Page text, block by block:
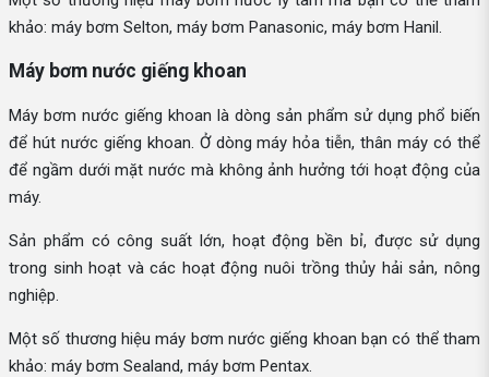
khảo: máy bơm Selton, máy bơm Panasonic, máy bơm Hanil.
Máy bơm nước giếng khoan
Máy bơm nước giếng khoan là dòng sản phẩm sử dụng phổ biến
để hút nước giếng khoan. Ở dòng máy hỏa tiễn, thân máy có thể
để ngầm dưới mặt nước mà không ảnh hưởng tới hoạt động của
máy.
Sản phẩm có công suất lớn, hoạt động bền bỉ, được sử dụng
trong sinh hoạt và các hoạt động nuôi trồng thủy hải sản, nông
nghiệp.
Một số thương hiệu máy bơm nước giếng khoan bạn có thể tham
khảo: máy bơm Sealand, máy bơm Pentax.